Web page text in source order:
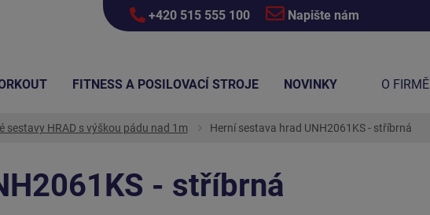
+420 515 555 100 Napište nám
sestavy HRAD s výškou pádu nad 1m Herní sestava hrad UNH2061KS - stříbrná
- stříbrná
FITNESS A POSILOVACÍ STROJE NOVINKY O FIRMĚ